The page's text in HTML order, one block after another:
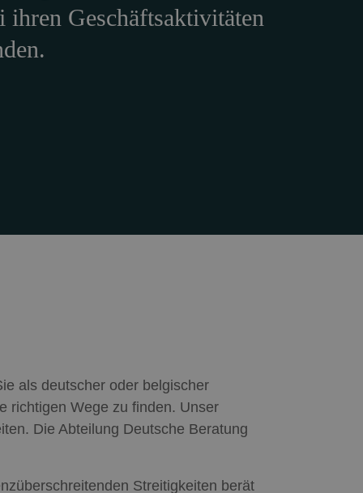
ihren Geschäftsaktivitäten
als deutscher oder belgischer
richtigen Wege zu finden. Unser
Die Abteilung Deutsche Beratung
Streitigkeiten berät